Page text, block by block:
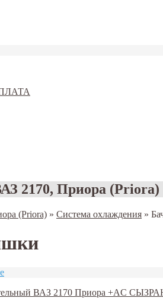
2170, Приора (Priora)
(Priora) » Система охлаждения »